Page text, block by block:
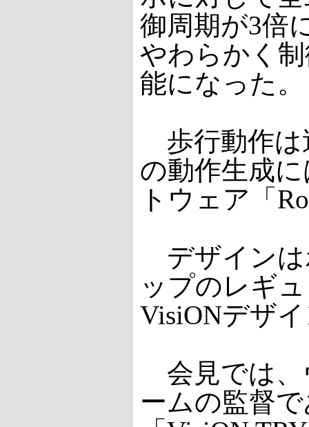
御周期が3倍
やわらかく
能になった。
歩行動作は
の動作生成
トウェア「
デザインは
ップのレギ
VisiONデザ
会見では、
ームの監督